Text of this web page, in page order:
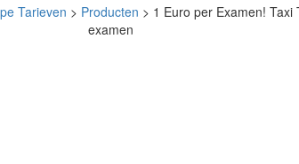
Tarieven > Producten > 1 Euro per Examen!
examen